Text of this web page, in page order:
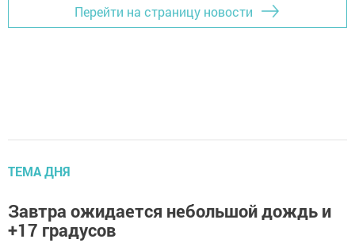
Перейти на страницу новости
ТЕМА ДНЯ
Завтра ожидается небольшой дождь и
+17 градусов